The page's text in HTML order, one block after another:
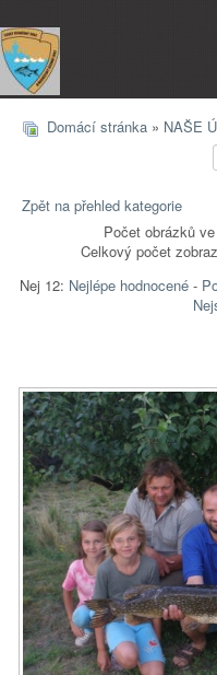
Domácí stránka » NAŠE
Zpět na přehled kategorie
Počet obrázků
Celkový počet
Nej 12: Nejlépe hodnocené-